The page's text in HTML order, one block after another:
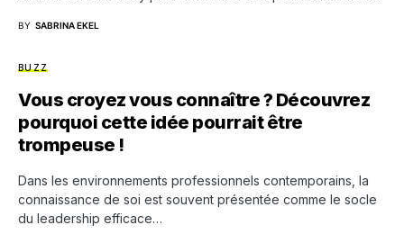
BY SABRINA EKEL
BUZZ
Vous croyez vous connaître ? Découvrez
pourquoi cette idée pourrait être
trompeuse !
Dans les environnements professionnels contemporains, la
connaissance de soi est souvent présentée comme le socle
du leadership efficace…